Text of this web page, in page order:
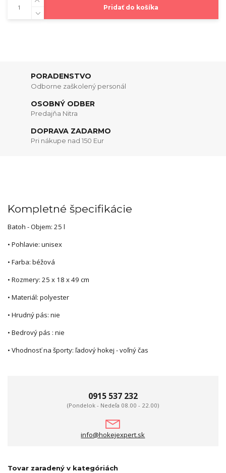
Pridať do košíka
PORADENSTVO
Odborne zaškolený personál
OSOBNÝ ODBER
Predajňa Nitra
DOPRAVA ZADARMO
Pri nákupe nad 150 Eur
Kompletné špecifikácie
Batoh - Objem: 25 l
• Pohlavie: unisex
• Farba: béžová
• Rozmery: 25 x 18 x 49 cm
• Materiál: polyester
• Hrudný pás: nie
• Bedrový pás : nie
• Vhodnosť na športy: ľadový hokej - voľný čas
0915 537 232
(Pondelok - Nedeľa 08.00 - 22.00)
info@hokejexpert.sk
Tovar zaradený v kategóriách